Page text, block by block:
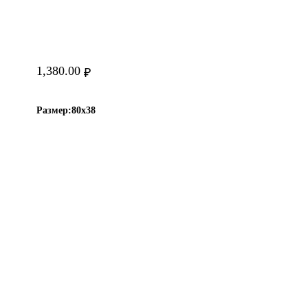
₽
1,380.00
Размер:80х38